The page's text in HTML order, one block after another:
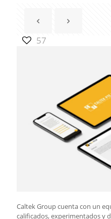
57
Caltek Group cuenta con un
calificados, experimentados y